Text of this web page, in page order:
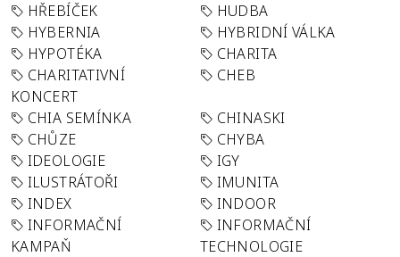
HŘEBÍČEK
HUDBA
HYBERNIA
HYBRIDNÍ VÁLKA
HYPOTÉKA
CHARITA
CHARITATIVNÍ
KONCERT
CHEB
CHIA SEMÍNKA
CHINASKI
CHŮZE
CHYBA
IDEOLOGIE
IGY
ILUSTRÁTOŘI
IMUNITA
INDEX
INDOOR
INFORMAČNÍ
KAMPAŇ
INFORMAČNÍ
TECHNOLOGIE